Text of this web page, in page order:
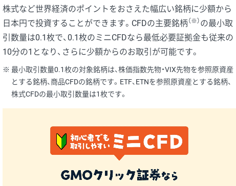
株式など世界経済のポイントをおさえた幅広い銘柄に少額から
日本円で投資することができます。CFDの主要銘柄 （※） の最小取
引数量は0.1枚で、0.1枚のミニCFDなら最低必要証拠金も従来の
10分の1となり、さらに少額からのお取引が可能です。
最小取引数量0.1枚の対象銘柄は、株価指数先物・VIX先物を参照原資産
とする銘柄、商品CFDの銘柄です。ETF、ETNを参照原資産とする銘柄、
株式CFDの最小取引数量は1枚です。